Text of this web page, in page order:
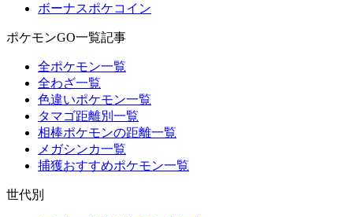
ボーナスポケコイン
ポケモンGO一覧記事
全ポケモン一覧
全わざ一覧
色違いポケモン一覧
タマゴ距離別一覧
相棒ポケモンの距離一覧
メガシンカ一覧
捕獲おすすめポケモン一覧
世代別